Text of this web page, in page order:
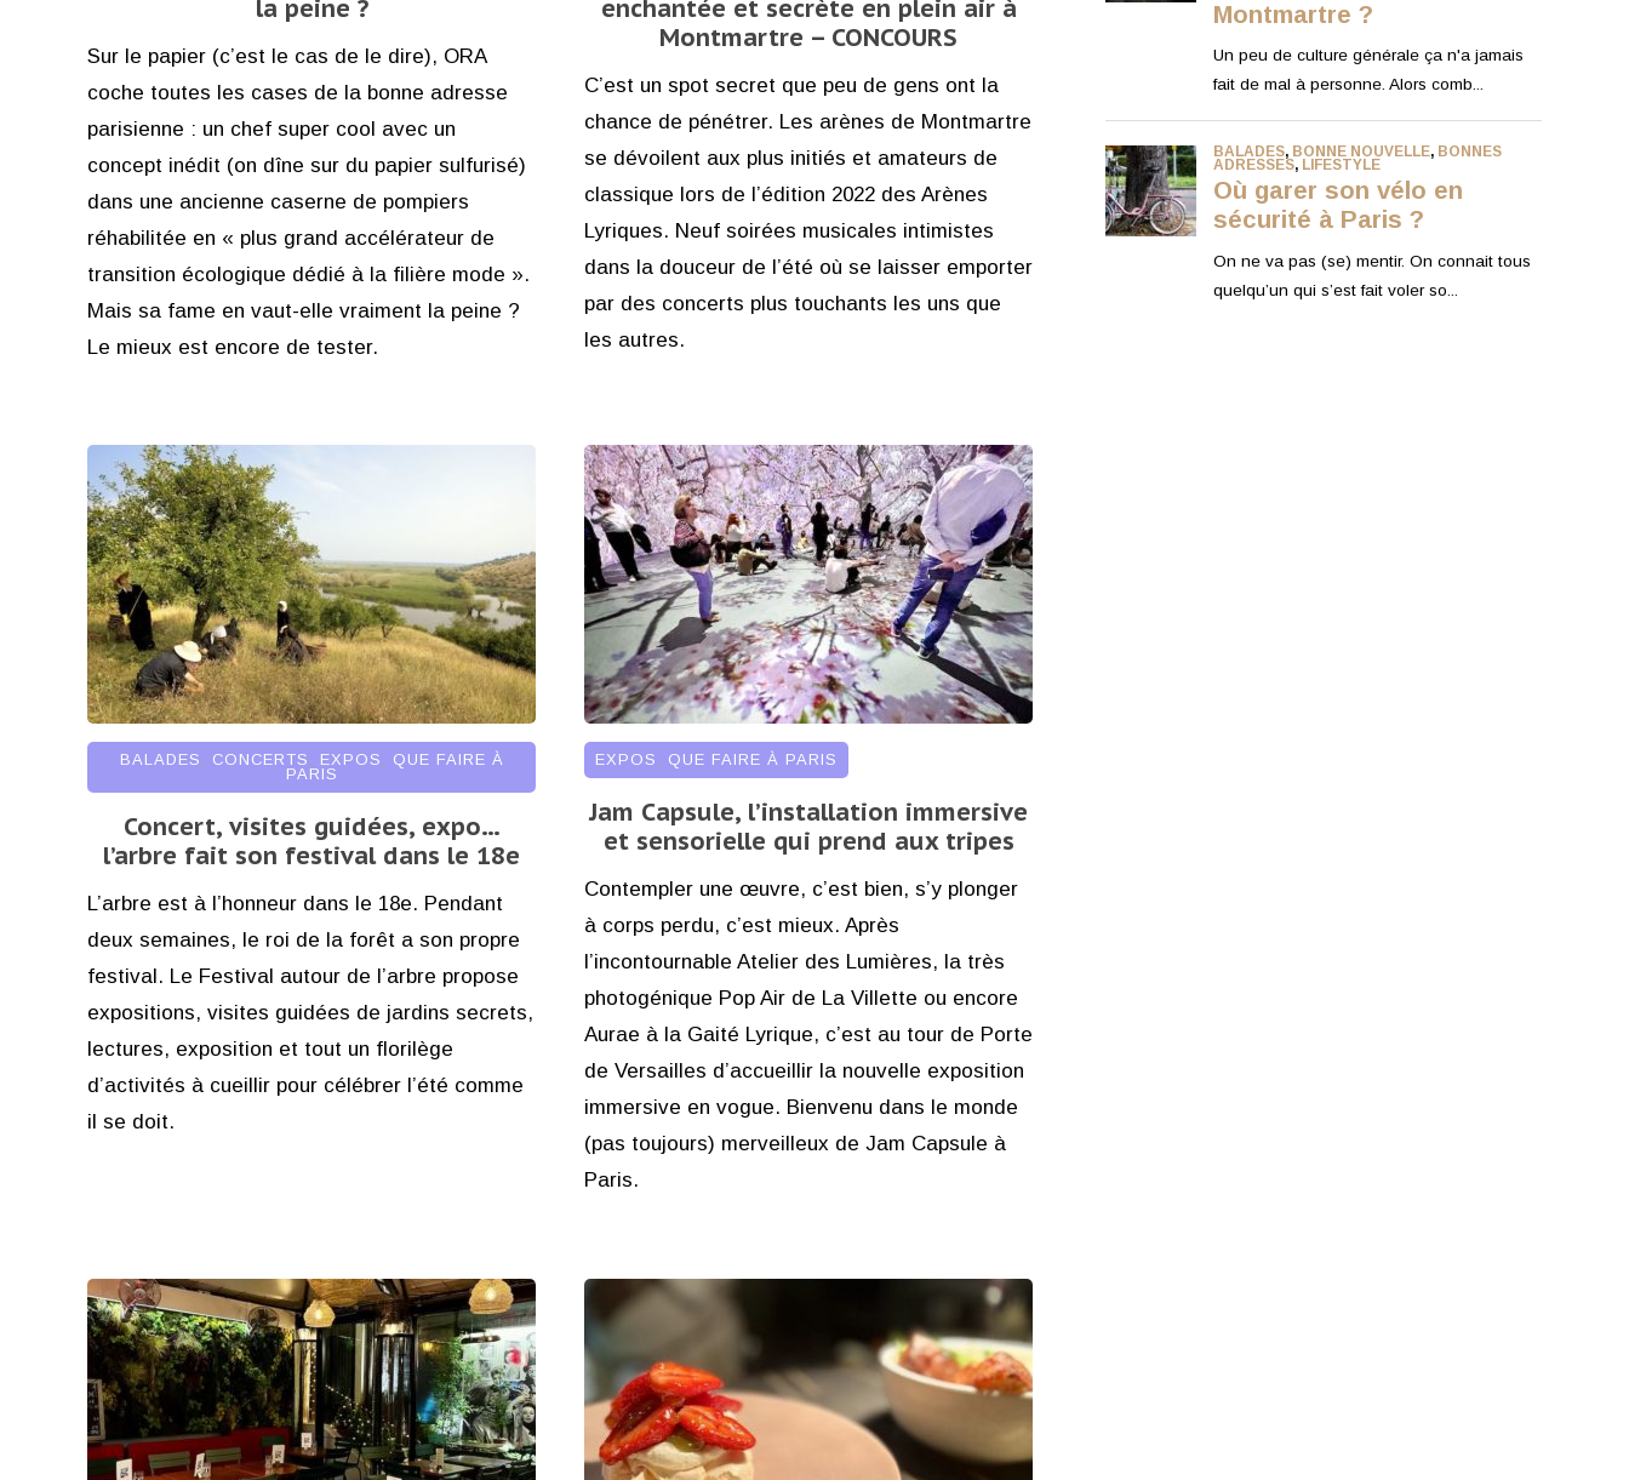
la peine ?
Sur le papier (c’est le cas de le dire), ORA
coche toutes les cases de la bonne adresse
parisienne : un chef super cool avec un
concept inédit (on dîne sur du papier sulfurisé)
dans une ancienne caserne de pompiers
réhabilitée en « plus grand accélérateur de
transition écologique dédié à la filière mode ».
Mais sa fame en vaut-elle vraiment la peine ?
Le mieux est encore de tester.
enchantée et secrète en plein air à
Montmartre – CONCOURS
C’est un spot secret que peu de gens ont la
chance de pénétrer. Les arènes de Montmartre
se dévoilent aux plus initiés et amateurs de
classique lors de l’édition 2022 des Arènes
Lyriques. Neuf soirées musicales intimistes
dans la douceur de l’été où se laisser emporter
par des concerts plus touchants les uns que
les autres.
BALADES , CONCERTS , EXPOS , QUE FAIRE À
PARIS
Concert, visites guidées, expo…
l’arbre fait son festival dans le 18e
L’arbre est à l’honneur dans le 18e. Pendant
deux semaines, le roi de la forêt a son propre
festival. Le Festival autour de l’arbre propose
expositions, visites guidées de jardins secrets,
lectures, exposition et tout un florilège
d’activités à cueillir pour célébrer l’été comme
il se doit.
EXPOS , QUE FAIRE À PARIS
Jam Capsule, l’installation immersive
et sensorielle qui prend aux tripes
Contempler une œuvre, c’est bien, s’y plonger
à corps perdu, c’est mieux. Après
l’incontournable Atelier des Lumières, la très
photogénique Pop Air de La Villette ou encore
Aurae à la Gaité Lyrique, c’est au tour de Porte
de Versailles d’accueillir la nouvelle exposition
immersive en vogue. Bienvenu dans le monde
(pas toujours) merveilleux de Jam Capsule à
Paris.